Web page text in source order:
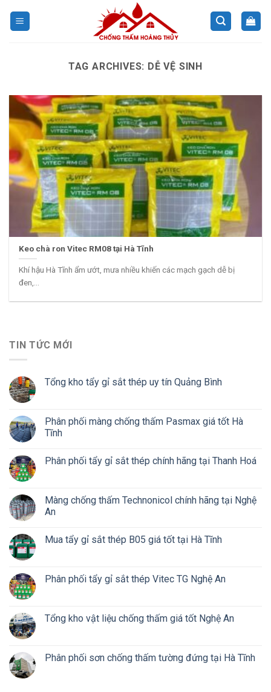
TAG ARCHIVES: DỄ VỆ SINH
Keo chà ron Vitec RM08 tại Hà Tĩnh
Khí hậu Hà Tĩnh ẩm ướt, mưa nhiều khiến các mạch gạch dễ bị
đen,...
TIN TỨC MỚI
Tổng kho tẩy gỉ sắt thép uy tín Quảng Bình
Phân phối màng chống thấm Pasmax giá tốt Hà
Tĩnh
Phân phối tẩy gỉ sắt thép chính hãng tại Thanh Hoá
Màng chống thấm Technonicol chính hãng tại Nghệ
An
Mua tẩy gỉ sắt thép B05 giá tốt tại Hà Tĩnh
Phân phối tẩy gỉ sắt thép Vitec TG Nghệ An
Tổng kho vật liệu chống thấm giá tốt Nghệ An
Phân phối sơn chống thấm tường đứng tại Hà Tĩnh